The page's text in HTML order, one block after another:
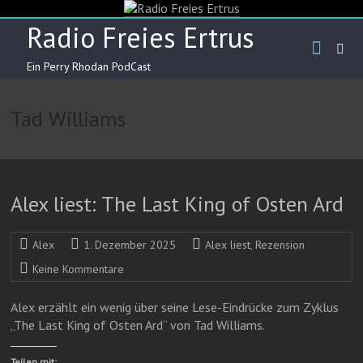
to
contentRadio Freies Ertrus
Ein Perry Rhodan PodCast
Tad Williams
Alex liest: The Last King of Osten Ard
Alex 1. Dezember 2025 Alex liest, Rezension
Keine Kommentare
Alex erzählt ein wenig über seine Lese-Eindrücke zum Zyklus
„The Last King of Osten Ard“ von Tad Williams.